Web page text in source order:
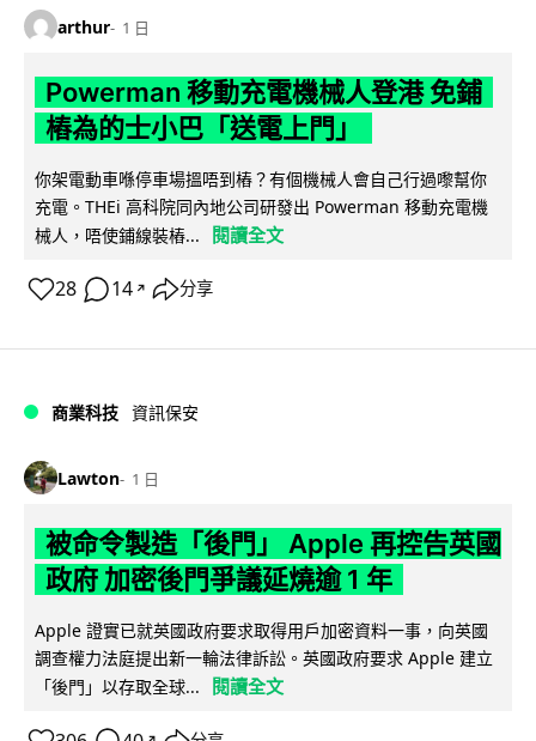
arthur 1 日
Powerman 移動充電機械人登港 免鋪
樁為的士小巴「送電上門」
你架電動車喺停車場搵唔到樁？有個機械人會自己行過嚟幫你
充電。THEi 高科院同內地公司研發出 Powerman 移動充電機
械人，唔使鋪線裝樁...
閱讀全文
28 14 ↗ 分享
商業科技 資訊保安
Lawton 1 日
被命令製造「後門」 Apple 再控告英國
政府 加密後門爭議延燒逾 1 年
Apple 證實已就英國政府要求取得用戶加密資料一事，向英國
調查權力法庭提出新一輪法律訴訟。英國政府要求 Apple 建立
「後門」以存取全球...
閱讀全文